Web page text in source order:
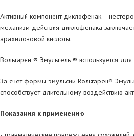
Активный компонент диклофенак –
механизм действия диклофенака
арахидоновой кислоты.
Вольтарен ® Эмульгель ® используется
За счет формы эмульсии Вольтарен®
способствует длительному воздействию
Показания к применению